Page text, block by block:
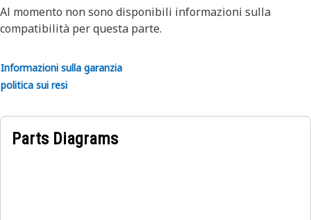
Al momento non sono disponibili informazioni sulla
compatibilità per questa parte.
Informazioni sulla garanzia
politica sui resi
Parts Diagrams